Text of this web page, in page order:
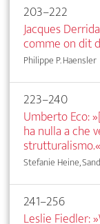
203–222
Jacques
comme on dit
Philippe P. Haensler
223–240
Umberto Eco:
ha nulla a che
strutturalismo.«
Stefanie Heine,
241–256
Leslie Fiedler: